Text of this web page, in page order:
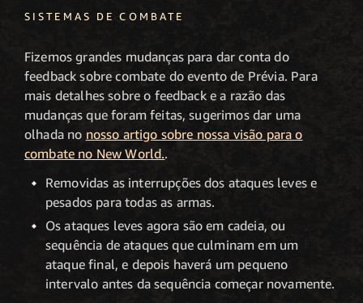
SISTEMAS DE COMBATE
Fizemos grandes mudanças para dar conta do
feedback sobre combate do evento de Prévia. Para
mais detalhes sobre o feedback e a razão das
mudanças que foram feitas, sugerimos dar uma
olhada no nosso artigo sobre nossa visão para o
combate no New World..
Removidas as interrupções dos ataques leves e
pesados para todas as armas.
Os ataques leves agora são em cadeia, ou
sequência de ataques que culminam em um
ataque final, e depois haverá um pequeno
intervalo antes da sequência começar novamente.